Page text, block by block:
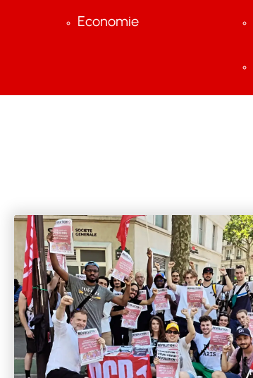
Economie